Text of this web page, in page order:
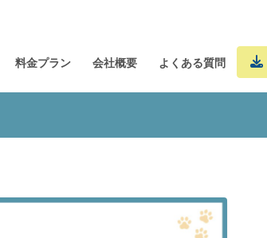
料金プラン 会社概要 よくある質問